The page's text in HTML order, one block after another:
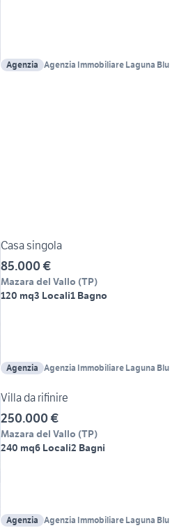
Agenzia Agenzia Immobiliare Laguna Blu
Casa singola
85.000 €
Mazara del Vallo (TP)
120 mq3 Locali1 Bagno
Agenzia Agenzia Immobiliare Laguna Blu
Villa da rifinire
250.000 €
Mazara del Vallo (TP)
240 mq6 Locali2 Bagni
Agenzia Agenzia Immobiliare Laguna Blu